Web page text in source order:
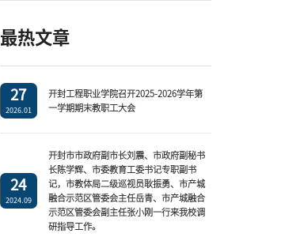
最热文章
27
2026.01
开封工程职业学院召开2025-2026学年第
一学期期末教职工大会
24
2024.09
开封市市政府副市长刘震、市政府副秘书
长陈学辉、市委教育工委书记专职副书
记，市教体局二级巡视员耿振勇、市产城
融合示范区管委会主任岳青、市产城融合
示范区管委会副主任张小刚一行来我校调
研指导工作。